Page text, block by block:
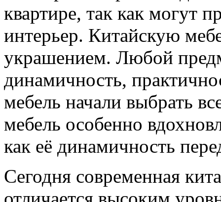
квартире, так как могут
интерьер. Китайскую
украшением. Любой
динамичность,
мебель начали выбрать
мебель особенно
как её динамичность
Сегодня современная